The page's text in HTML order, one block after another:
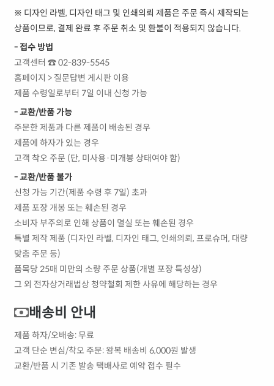
※ 디자인 라벨, 디자인 태그 및 인쇄의뢰 제품은 주문 즉시 제작되는
상품이므로, 결제 완료 후 주문 취소 및 환불이 적용되지 않습니다.
- 접수 방법
고객센터 ☎ 02-839-5545
홈페이지 > 질문답변 게시판 이용
제품 수령일로부터 7일 이내 신청 가능
- 교환/반품 가능
주문한 제품과 다른 제품이 배송된 경우
제품에 하자가 있는 경우
고객 착오 주문 (단, 미사용·미개봉 상태여야 함)
- 교환/반품 불가
신청 가능 기간(제품 수령 후 7일) 초과
제품 포장 개봉 또는 훼손된 경우
소비자 부주의로 인해 상품이 멸실 또는 훼손된 경우
특별 제작 제품 (디자인 라벨, 디자인 태그, 인쇄의뢰, 프로슈머, 대량
맞춤 주문 등)
품목당 25매 미만의 소량 주문 상품(개별 포장 특성상)
그 외 전자상거래법상 청약철회 제한 사유에 해당하는 경우
배송비 안내
제품 하자/오배송: 무료
고객 단순 변심/착오 주문: 왕복 배송비 6,000원 발생
교환/반품 시 기존 발송 택배사로 예약 접수 필수